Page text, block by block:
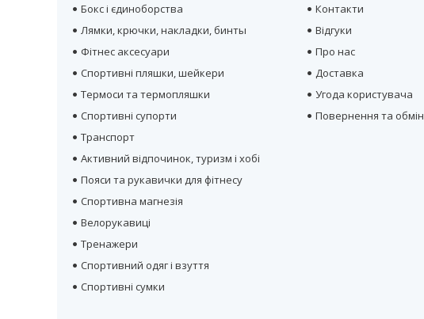
Бокс і єдиноборства
Лямки, крючки, накладки, бинты
Фітнес аксесуари
Спортивні пляшки, шейкери
Термоси та термопляшки
Спортивні супорти
Транспорт
Активний відпочинок, туризм і хобі
Пояси та рукавички для фітнесу
Спортивна магнезія
Велорукавиці
Тренажери
Спортивний одяг і взуття
Спортивні сумки
Контакти
Відгуки
Про нас
Доставка
Угода користувача
Повернення та обмін